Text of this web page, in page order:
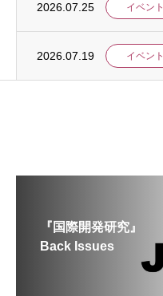
2026.07.25 イベント
2026.07.19 イベント
『国際開発研究』
Back Issues